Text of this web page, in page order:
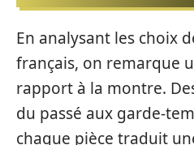
En analysant les choix
français, on remarque
rapport à la montre.
du passé aux garde-
chaque pièce traduit